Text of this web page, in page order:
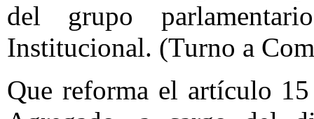
del grupo
Institucional. (Turno a
Que reforma el artículo